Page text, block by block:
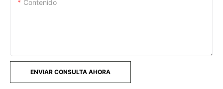
Contenido
ENVIAR CONSULTA AHORA